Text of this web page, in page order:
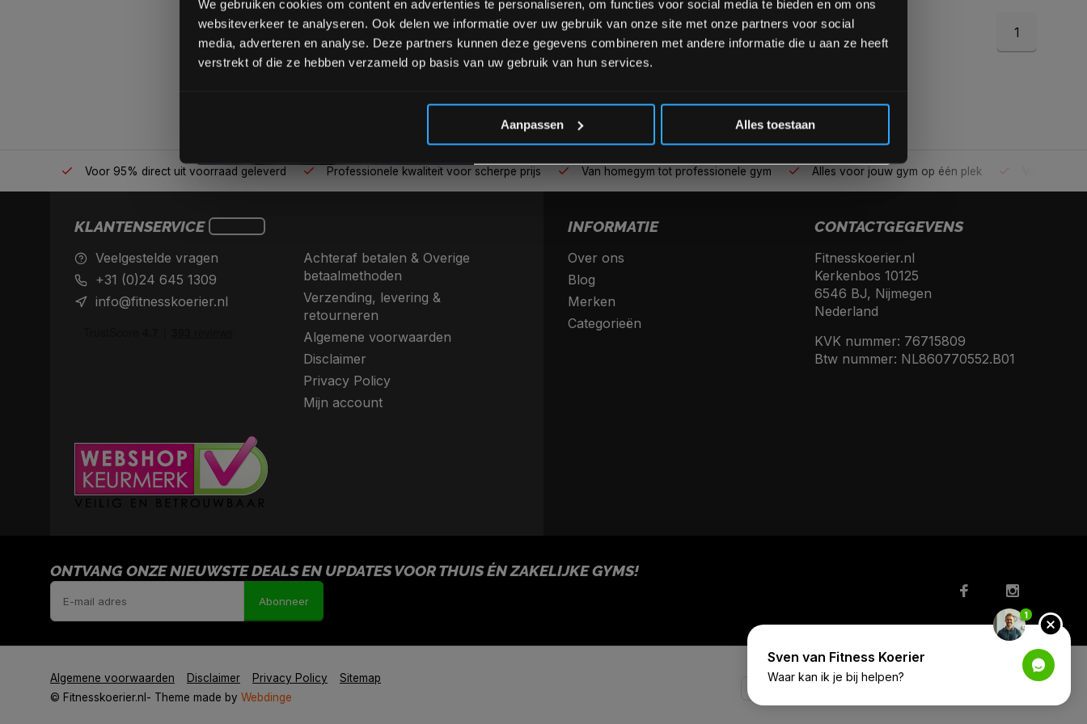
We gebruiken cookies om content en advertenties te personaliseren, om functies voor social media te bieden en om ons
websiteverkeer te analyseren. Ook delen we informatie over uw gebruik van onze site met onze partners voor social
media, adverteren en analyse. Deze partners kunnen deze gegevens combineren met andere informatie die u aan ze heeft
verstrekt of die ze hebben verzameld op basis van uw gebruik van hun services.
Aanpassen Alles toestaan
1
Voor 95% direct uit voorraad geleverd Professionele kwaliteit voor scherpe prijs Van homegym tot professionele gym Alles voor jouw gym op één plek
KLANTENSERVICE
Veelgestelde vragen
+31 (0)24 645 1309
info@fitnesskoerier.nl
Achteraf betalen & Overige
betaalmethoden
Verzending, levering &
retourneren
Algemene voorwaarden
Disclaimer
Privacy Policy
Mijn account
INFORMATIE
Over ons
Blog
Merken
Categorieën
CONTACTGEGEVENS
Fitnesskoerier.nl
Kerkenbos 10125
6546 BJ, Nijmegen
Nederland
KVK nummer: 76715809
Btw nummer: NL860770552.B01
ONTVANG ONZE NIEUWSTE DEALS EN UPDATES VOOR THUIS ÉN ZAKELIJKE GYMS!
Abonneer
Algemene voorwaarden Disclaimer Privacy Policy
Sitemap
© Fitnesskoerier.nl - Theme made by Webdinge
Inschrijven
1
Sven van Fitness Koerier
Waar kan ik je bij helpen?